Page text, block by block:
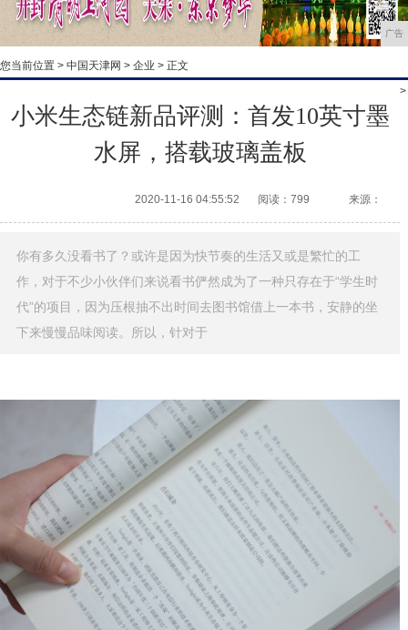
广告
您当前位置 > 中国天津网 > 企业 > 正文
>
小米生态链新品评测：首发10英寸墨
水屏，搭载玻璃盖板
2020-11-16 04:55:52 阅读：799 来源：
你有多久没看书了？或许是因为快节奏的生活又或是繁忙的工
作，对于不少小伙伴们来说看书俨然成为了一种只存在于“学生时
代”的项目，因为压根抽不出时间去图书馆借上一本书，安静的坐
下来慢慢品味阅读。所以，针对于